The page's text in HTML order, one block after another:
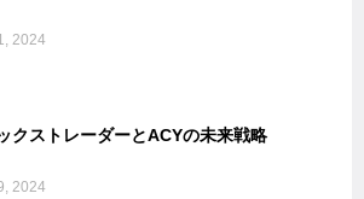
2024
クストレーダーとACYの未来戦略
2024